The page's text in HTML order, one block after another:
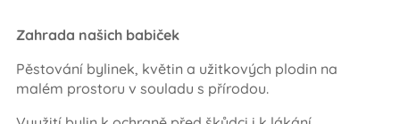
Zahrada našich babiček
Pěstování bylinek, květin a užitkových plodin na
malém prostoru v souladu s přírodou.